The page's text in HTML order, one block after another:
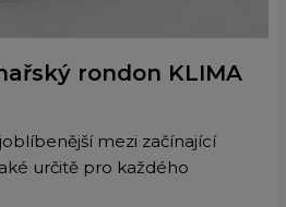
rondon KLIMA
mezi začínající
určitě pro každého